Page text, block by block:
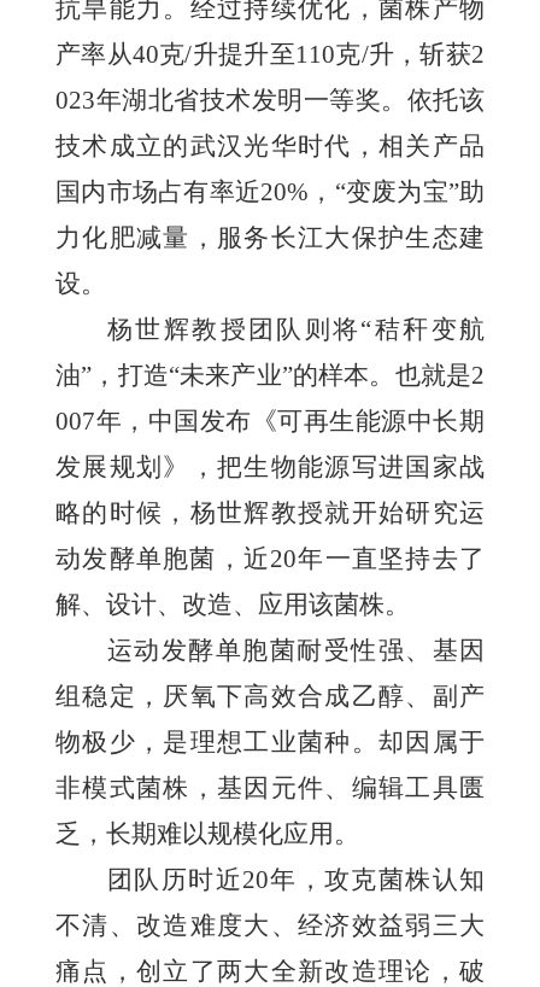
抗旱能力。经过持续优化，菌株产物
产率从40克/升提升至110克/升，斩获2
023年湖北省技术发明一等奖。依托该
技术成立的武汉光华时代，相关产品
国内市场占有率近20%，“变废为宝”助
力化肥减量，服务长江大保护生态建
设。
杨世辉教授团队则将“秸秆变航
油”，打造“未来产业”的样本。也就是2
007年，中国发布《可再生能源中长期
发展规划》，把生物能源写进国家战
略的时候，杨世辉教授就开始研究运
动发酵单胞菌，近20年一直坚持去了
解、设计、改造、应用该菌株。
运动发酵单胞菌耐受性强、基因
组稳定，厌氧下高效合成乙醇、副产
物极少，是理想工业菌种。却因属于
非模式菌株，基因元件、编辑工具匮
乏，长期难以规模化应用。
团队历时近20年，攻克菌株认知
不清、改造难度大、经济效益弱三大
痛点，创立了两大全新改造理论，破